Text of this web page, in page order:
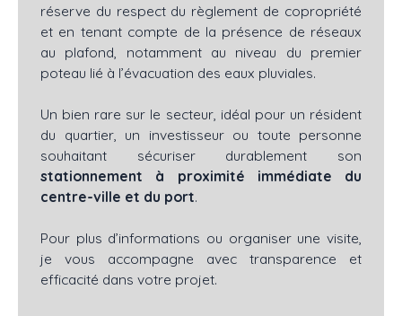
réserve du respect du règlement de copropriété
et en tenant compte de la présence de réseaux
au plafond, notamment au niveau du premier
poteau lié à l’évacuation des eaux pluviales.
Un bien rare sur le secteur, idéal pour un résident
du quartier, un investisseur ou toute personne
souhaitant sécuriser durablement son
stationnement à proximité immédiate du
centre-ville et du port.
Pour plus d’informations ou organiser une visite,
je vous accompagne avec transparence et
efficacité dans votre projet.